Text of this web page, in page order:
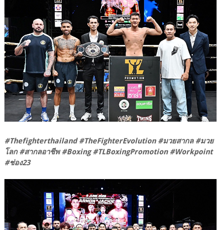
#Thefighterthailand #TheFighterEvolution #มวยสากล #มวย
โลก #สากลอาชีพ #Boxing #TLBoxingPromotion #Workpoint
#ช่อง23